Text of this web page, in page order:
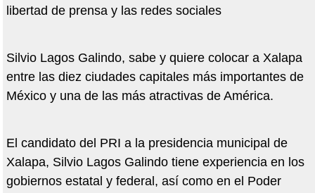
libertad de prensa y las redes sociales
Silvio Lagos Galindo, sabe y quiere colocar a Xalapa
entre las diez ciudades capitales más importantes de
México y una de las más atractivas de América.
El candidato del PRI a la presidencia municipal de
Xalapa, Silvio Lagos Galindo tiene experiencia en los
gobiernos estatal y federal, así como en el Poder